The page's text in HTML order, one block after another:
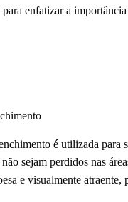
para enfatizar a
é utilizada para
sejam perdidos nas
e visualmente